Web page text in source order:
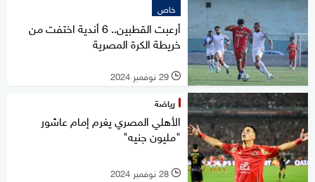
خاص
أرعبت القطبين.. 6 أندية اختفت من
خريطة الكرة المصرية
l 29 نوفمبر 2024
رياضة
الأهلي المصري يغرم إمام عاشور
"مليون جنيه"
l 28 نوفمبر 2024